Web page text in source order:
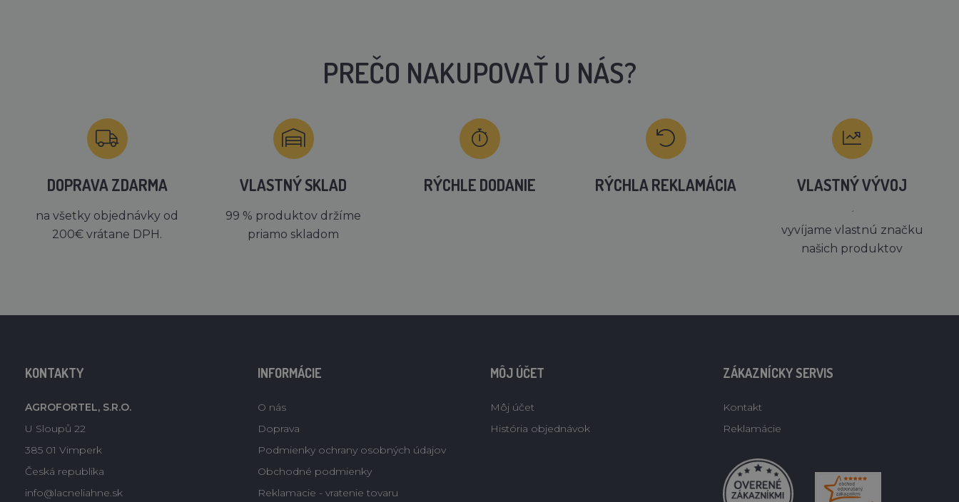
PREČO NAKUPOVAŤ U NÁS?
DOPRAVA ZDARMA
na všetky objednávky od
200€ vrátane DPH.
VLASTNÝ SKLAD
99 % produktov držíme
priamo skladom
RÝCHLE DODANIE RÝCHLA REKLAMÁCIA VLASTNÝ VÝVOJ
´
vyvíjame vlastnú značku
našich produktov
KONTAKTY
AGROFORTEL, S.R.O.
U Sloupů 22
385 01 Vimperk
Česká republika
info@lacneliahne.sk
INFORMÁCIE
O nás
Doprava
Podmienky ochrany osobných údajov
Obchodné podmienky
Reklamacie - vratenie tovaru
MÔJ ÚČET
Môj účet
História objednávok
ZÁKAZNÍCKY SERVIS
Kontakt
Reklamácie